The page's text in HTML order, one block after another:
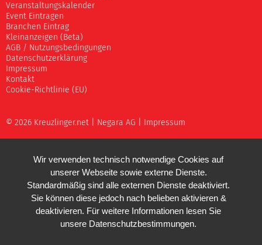
Veranstaltungskalender
Event Eintragen
Branchen Eintrag
Kleinanzeigen (Beta)
AGB / Nutzungsbedingungen
Datenschutzerklärung
Impressum
Kontakt
Cookie-Richtlinie (EU)
© 2026 Kreuzlinger.net | Negara AG Impressum
Wir verwenden technisch notwendige Cookies auf
unserer Webseite sowie externe Dienste.
Standardmäßig sind alle externen Dienste deaktiviert.
Sie können diese jedoch nach belieben aktivieren &
deaktivieren. Für weitere Informationen lesen Sie
unsere Datenschutzbestimmungen.